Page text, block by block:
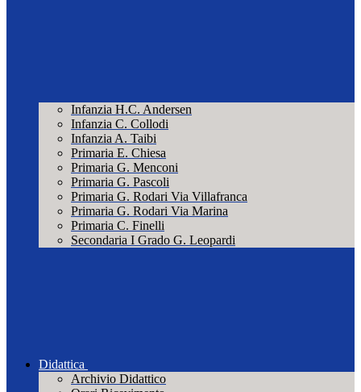
Infanzia H.C. Andersen
Infanzia C. Collodi
Infanzia A. Taibi
Primaria E. Chiesa
Primaria G. Menconi
Primaria G. Pascoli
Primaria G. Rodari Via Villafranca
Primaria G. Rodari Via Marina
Primaria C. Finelli
Secondaria I Grado G. Leopardi
Didattica
Archivio Didattico